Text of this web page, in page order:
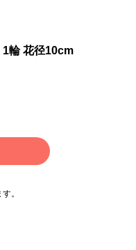
1輪 花径10cm
。